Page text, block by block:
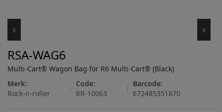
RSA-WAG6
Multi-Cart® Wagon Bag for R6 Multi-Cart® (Black)
Merk:
Rock-n-roller
Code:
RR-10063
Barcode:
672485351870